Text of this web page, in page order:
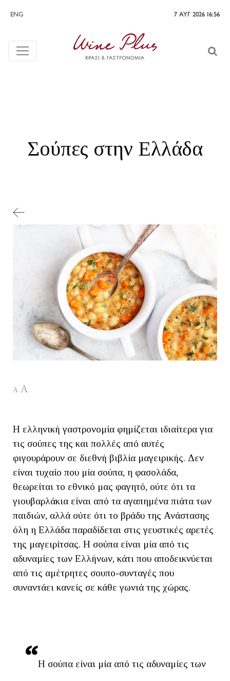
ENG 7 ΑΥΓ 2026 16:56
Σούπες στην Ελλάδα
A A
Η ελληνική γαστρονομία φημίζεται ιδιαίτερα για
τις σούπες της και πολλές από αυτές
φιγουράρουν σε διεθνή βιβλία μαγειρικής. Δεν
είναι τυχαίο που μία σούπα, η φασολάδα,
θεωρείται το εθνικό μας φαγητό, ούτε ότι τα
γιουβαρλάκια είναι από τα αγαπημένα πιάτα των
παιδιών, αλλά ούτε ότι το βράδυ της Ανάστασης
όλη η Ελλάδα παραδίδεται στις γευστικές αρετές
της μαγειρίτσας. Η σούπα είναι μία από τις
αδυναμίες των Ελλήνων, κάτι που αποδεικνύεται
από τις αμέτρητες σουπο-συνταγές που
συναντάει κανείς σε κάθε γωνιά της χώρας.
Η σούπα είναι μία από τις αδυναμίες των